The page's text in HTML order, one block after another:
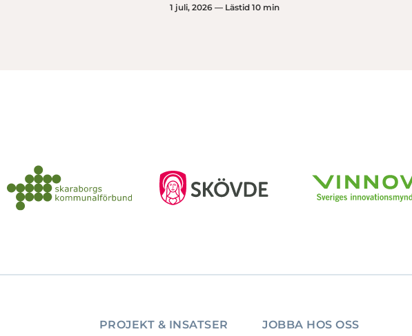
1 juli, 2026 — Lästid 10 min
PROJEKT & INSATSER
JOBBA HOS OSS